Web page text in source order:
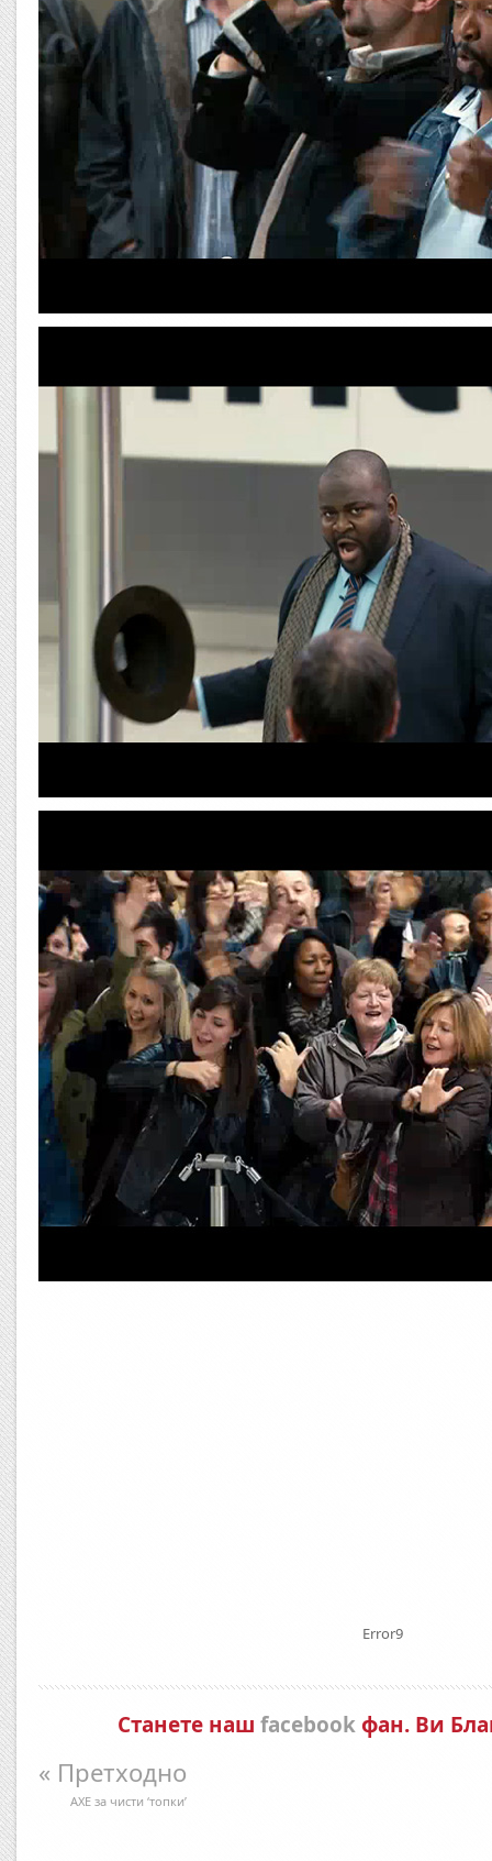
Станете наш facebookфан. Ви
« Претходно
AXE за чисти ‘топки’
Error9